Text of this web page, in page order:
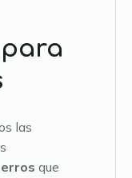
las
que